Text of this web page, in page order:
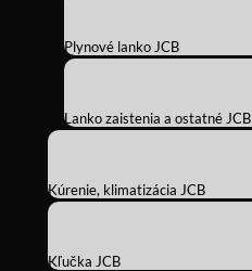
Plynové lanko JCB
Lanko zaistenia a ostatné JCB
Kúrenie, klimatizácia JCB
Kľučka JCB